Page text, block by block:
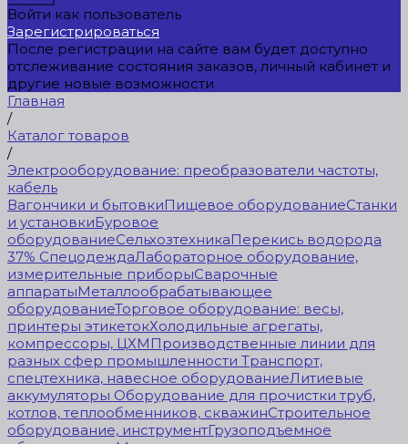
Войти как пользователь
Зарегистрироваться
После регистрации на сайте вам будет доступно
отслеживание состояния заказов, личный кабинет и
другие новые возможности
Главная
/
Каталог товаров
/
Электрооборудование: преобразователи частоты,
кабель
Вагончики и бытовкиПищевое оборудованиеСтанки
и установкиБуровое
оборудованиеСельхозтехникаПерекись водорода
37% СпецодеждаЛабораторное оборудование,
измерительные приборыСварочные
аппаратыМеталлообрабатывающее
оборудованиеТорговое оборудование: весы,
принтеры этикетокХолодильные агрегаты,
компрессоры, ЦХМ Производственные линии для
разных сфер промышленности Транспорт,
спецтехника, навесное оборудованиеЛитиевые
аккумуляторы Оборудование для прочистки труб,
котлов, теплообменников, скважинСтроительное
оборудование, инструментГрузоподъемное